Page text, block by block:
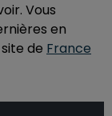
Vous
en
de France